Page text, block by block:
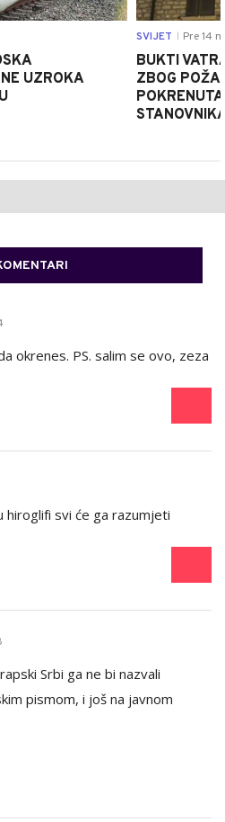
UZROKA
SVIJET Pre 14
BUKTI
ZBOG
okrenes. PS. salim se ovo, zeza
hiroglifi svi će ga razumjeti
Srbi ga ne bi nazvali
pismom, i još na javnom